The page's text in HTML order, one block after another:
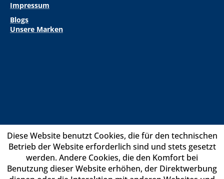
Impressum
Blogs
Unsere Marken
Diese Website benutzt Cookies, die für den technischen
Betrieb der Website erforderlich sind und stets gesetzt
werden. Andere Cookies, die den Komfort bei
Benutzung dieser Website erhöhen, der Direktwerbung